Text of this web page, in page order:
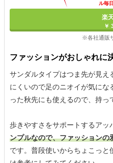
ル毎
楽
￥
※各社通販
ファッションがおしゃれに
サンダルタイプはつま先が見え
にくいので足のニオイが気に
った秋先にも使えるので、持っ
歩きやすさをサポートするアッ
ンプルなので、ファッション
です。普段使いからちょこっ